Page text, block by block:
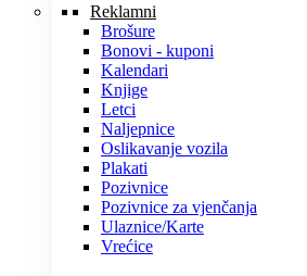
Reklamni
Brošure
Bonovi - kuponi
Kalendari
Knjige
Letci
Naljepnice
Oslikavanje vozila
Plakati
Pozivnice
Pozivnice za vjenčanja
Ulaznice/Karte
Vrećice